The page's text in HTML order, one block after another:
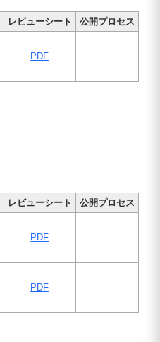
レビューシート 公開プロセス
PDF
レビューシート 公開プロセス
PDF
PDF